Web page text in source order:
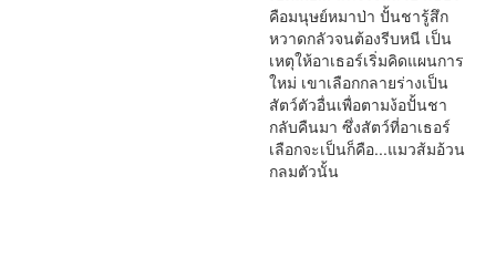
คือมนุษย์หมาป่า ปั้นชารู้สึก
หวาดกลัวจนต้องรีบหนี เป็น
เหตุให้อาเธอร์เริ่มคิดแผนการ
ใหม่ เขาเลือกกลายร่างเป็น
สัตว์ตัวอื่นเพื่อตามง้อปั้นชา
กลับคืนมา ซึ่งสัตว์ที่อาเธอร์
เลือกจะเป็นก็คือ...แมวส้มอ้วน
กลมตัวนั้น